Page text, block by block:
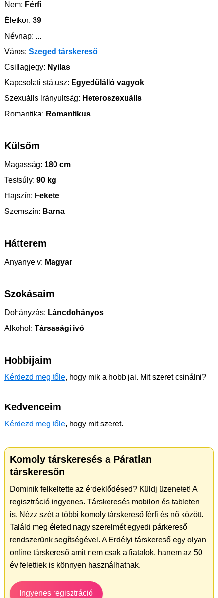
Nem: Férfi
Életkor: 39
Névnap: ...
Város: Szeged társkereső
Csillagjegy: Nyilas
Kapcsolati státusz: Egyedülálló vagyok
Szexuális irányultság: Heteroszexuális
Romantika: Romantikus
Külsőm
Magasság: 180 cm
Testsúly: 90 kg
Hajszín: Fekete
Szemszín: Barna
Hátterem
Anyanyelv: Magyar
Szokásaim
Dohányzás: Láncdohányos
Alkohol: Társasági ivó
Hobbijaim
Kérdezd meg tőle, hogy mik a hobbijai. Mit szeret csinálni?
Kedvenceim
Kérdezd meg tőle, hogy mit szeret.
Komoly társkeresés a Páratlan
társkeresőn
Dominik felkeltette az érdeklődésed? Küldj üzenetet! A
regisztráció ingyenes. Társkeresés mobilon és tableten
is. Nézz szét a többi komoly társkereső férfi és nő között.
Találd meg életed nagy szerelmét egyedi párkereső
rendszerünk segítségével. A Erdélyi társkereső egy olyan
online társkereső amit nem csak a fiatalok, hanem az 50
év felettiek is könnyen használhatnak.
Ingyenes regisztráció